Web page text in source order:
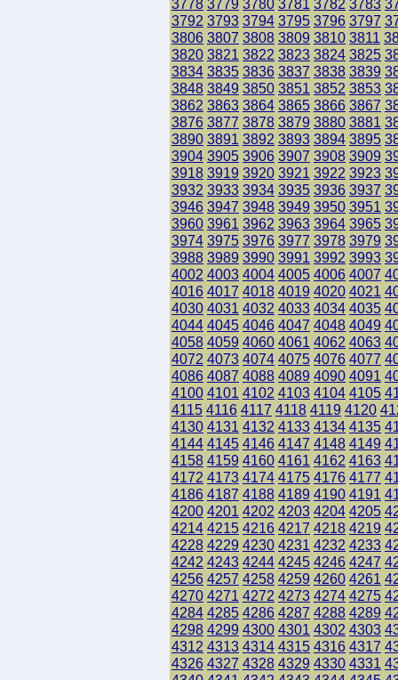
3778 3779 3780 3781 3782 3783
3792 3793 3794 3795 3796 3797
3806 3807 3808 3809 3810 3811
3820 3821 3822 3823 3824 3825
3834 3835 3836 3837 3838 3839
3848 3849 3850 3851 3852 3853
3862 3863 3864 3865 3866 3867
3876 3877 3878 3879 3880 3881
3890 3891 3892 3893 3894 3895
3904 3905 3906 3907 3908 3909
3918 3919 3920 3921 3922 3923
3932 3933 3934 3935 3936 3937
3946 3947 3948 3949 3950 3951
3960 3961 3962 3963 3964 3965
3974 3975 3976 3977 3978 3979
3988 3989 3990 3991 3992 3993
4002 4003 4004 4005 4006 4007
4016 4017 4018 4019 4020 4021
4030 4031 4032 4033 4034 4035
4044 4045 4046 4047 4048 4049
4058 4059 4060 4061 4062 4063
4072 4073 4074 4075 4076 4077
4086 4087 4088 4089 4090 4091
4100 4101 4102 4103 4104 4105
4115 4116 4117 4118 4119 4120
4130 4131 4132 4133 4134 4135
4144 4145 4146 4147 4148 4149
4158 4159 4160 4161 4162 4163
4172 4173 4174 4175 4176 4177
4186 4187 4188 4189 4190 4191
4200 4201 4202 4203 4204 4205
4214 4215 4216 4217 4218 4219
4228 4229 4230 4231 4232 4233
4242 4243 4244 4245 4246 4247
4256 4257 4258 4259 4260 4261
4270 4271 4272 4273 4274 4275
4284 4285 4286 4287 4288 4289
4298 4299 4300 4301 4302 4303
4312 4313 4314 4315 4316 4317
4326 4327 4328 4329 4330 4331